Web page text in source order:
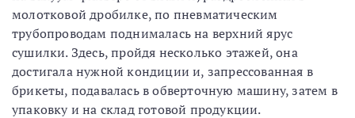
молотковой дробилке, по пневматическим
трубопроводам поднималась на верхний ярус
сушилки. Здесь, пройдя несколько этажей, она
достигала нужной кондиции и, запрессованная в
брикеты, подавалась в обверточную машину, затем в
упаковку и на склад готовой продукции.